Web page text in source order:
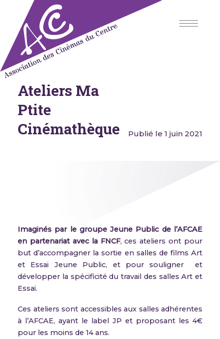
content
Association des Cinémas du
Centre
Ateliers Ma
Ptite
Cinémathèque
Publié le 1 juin 2021
Imaginés par le groupe Jeune Public de l’AFCAE
en partenariat avec la FNCF, ces ateliers ont pour
but d’accompagner la sortie en salles de films Art
et Essai Jeune Public, et pour souligner et
développer la spécificité du travail des salles Art et
Essai.
Ces ateliers sont accessibles aux salles adhérentes
à l’AFCAE, ayant le label JP et proposant les 4€
pour les moins de 14 ans.